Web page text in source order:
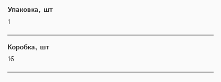
Упаковка, шт
1
Коробка, шт
16